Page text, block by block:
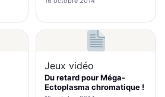
Jeux vidéo
Du retard pour Méga-
Ectoplasma chromatique !